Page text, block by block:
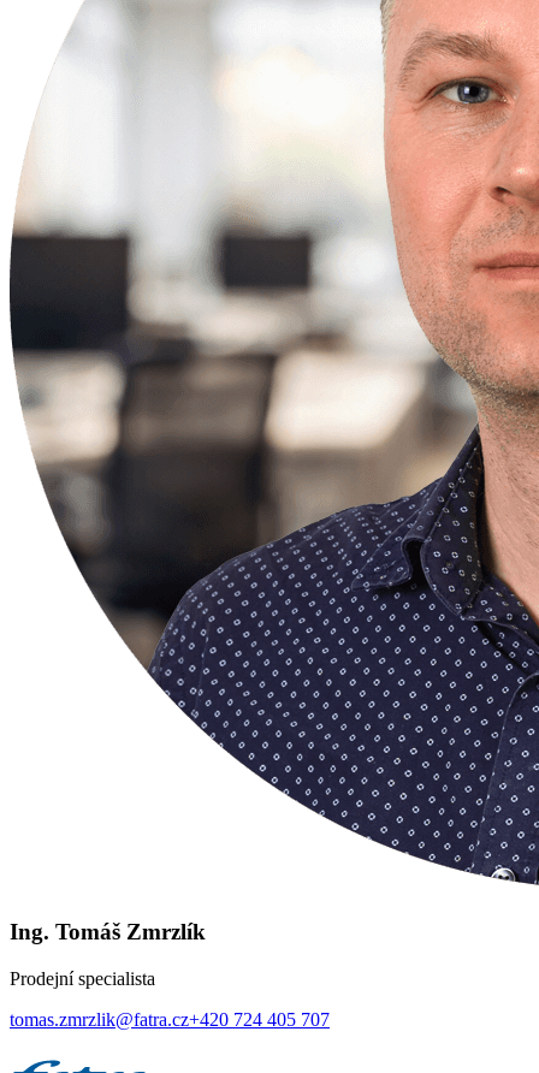
Ing. Tomáš Zmrzlík
Prodejní specialista
tomas.zmrzlik@fatra.cz+420 724 405 707